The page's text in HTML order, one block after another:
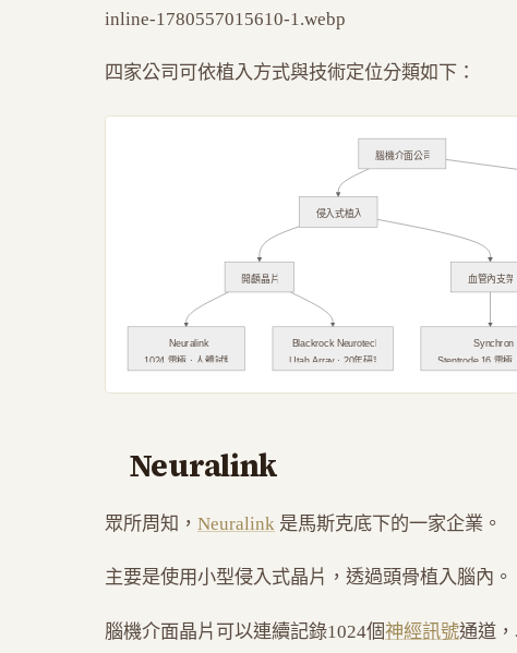
inline-1780557015610-1.webp
四家公司可依植入方式與技術定位分類如下：
腦機介面公司
侵入式植入
開顱晶片 血管內支架
Neuralink
1024 電極 · 人體試驗
Blackrock Neurotech
Utah Array · 20年研究
Synchron
Stentrode 16 電極
Neuralink
眾所周知， Neuralink 是馬斯克底下的一家企業。
主要是使用小型侵入式晶片，透過頭骨植入腦內。
腦機介面晶片可以連續記錄1024個神經訊號通道